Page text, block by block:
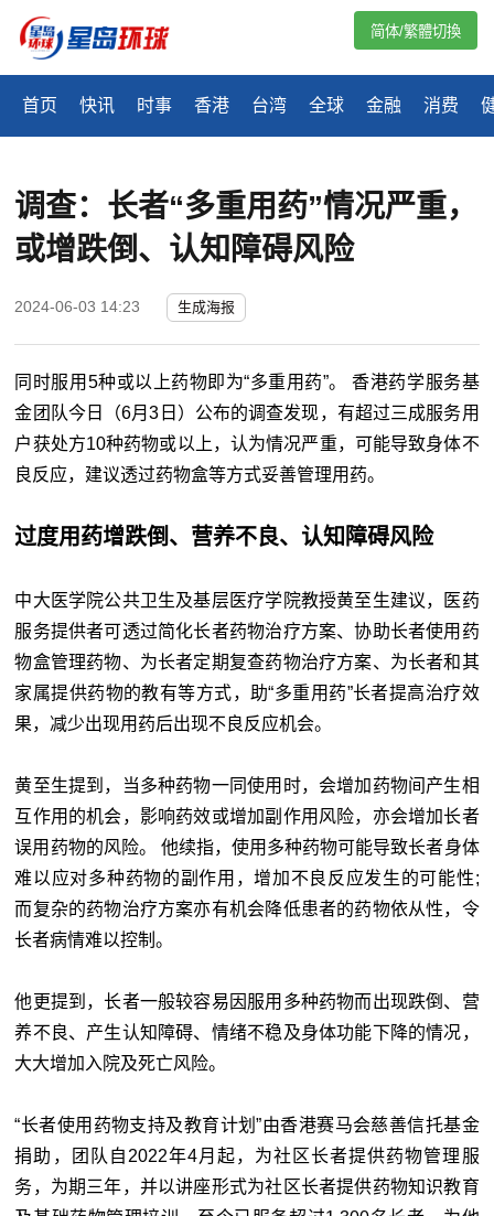
首页 快讯 时事 香港 台湾 全球 金融 消费
简体/繁體切換
调查：长者“多重用药”情况严重，
或增跌倒、认知障碍风险
2024-06-03 14:23 生成海报
同时服用5种或以上药物即为“多重用药”。 香港药学服务基
金团队今日（6月3日）公布的调查发现，有超过三成服务用
户获处方10种药物或以上，认为情况严重，可能导致身体不
良反应，建议透过药物盒等方式妥善管理用药。
过度用药增跌倒、营养不良、认知障碍风险
中大医学院公共卫生及基层医疗学院教授黄至生建议，医药
服务提供者可透过简化长者药物治疗方案、协助长者使用药
物盒管理药物、为长者定期复查药物治疗方案、为长者和其
家属提供药物的教有等方式，助“多重用药”长者提高治疗效
果，减少出现用药后出现不良反应机会。
黄至生提到，当多种药物一同使用时，会增加药物间产生相
互作用的机会，影响药效或增加副作用风险，亦会增加长者
误用药物的风险。 他续指，使用多种药物可能导致长者身体
难以应对多种药物的副作用，增加不良反应发生的可能性;
而复杂的药物治疗方案亦有机会降低患者的药物依从性，令
长者病情难以控制。
他更提到，长者一般较容易因服用多种药物而出现跌倒、营
养不良、产生认知障碍、情绪不稳及身体功能下降的情况，
大大增加入院及死亡风险。
“长者使用药物支持及教育计划”由香港赛马会慈善信托基金
捐助，团队自2022年4月起，为社区长者提供药物管理服
务，为期三年，并以讲座形式为社区长者提供药物知识教育